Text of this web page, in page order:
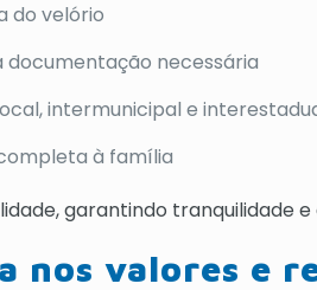
do velório
documentação necessária
intermunicipal e
à família
garantindo tranquilidade
nos valores e